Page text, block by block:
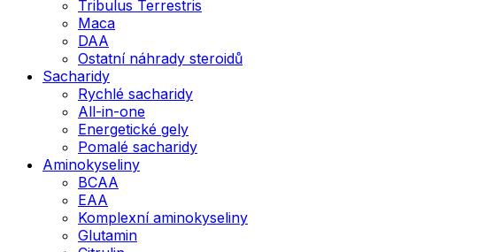
Tribulus Terrestris
Maca
DAA
Ostatní náhrady steroidů
Sacharidy
Rychlé sacharidy
All-in-one
Energetické gely
Pomalé sacharidy
Aminokyseliny
BCAA
EAA
Komplexní aminokyseliny
Glutamin